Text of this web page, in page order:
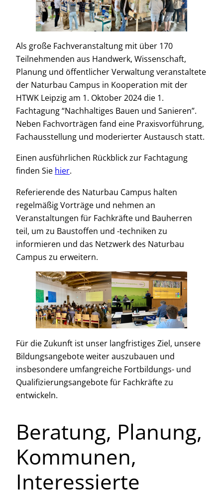
Als große Fachveranstaltung mit über 170
Teilnehmenden aus Handwerk, Wissenschaft,
Planung und öffentlicher Verwaltung veranstaltete
der Naturbau Campus in Kooperation mit der
HTWK Leipzig am 1. Oktober 2024 die 1.
Fachtagung “Nachhaltiges Bauen und Sanieren”.
Neben Fachvorträgen fand eine Praxisvorführung,
Fachausstellung und moderierter Austausch statt.
Einen ausführlichen Rückblick zur Fachtagung
finden Sie hier.
Referierende des Naturbau Campus halten
regelmäßig Vorträge und nehmen an
Veranstaltungen für Fachkräfte und Bauherren
teil, um zu Baustoffen und -techniken zu
informieren und das Netzwerk des Naturbau
Campus zu erweitern.
Für die Zukunft ist unser langfristiges Ziel, unsere
Bildungsangebote weiter auszubauen und
insbesondere umfangreiche Fortbildungs- und
Qualifizierungsangebote für Fachkräfte zu
entwickeln.
Beratung, Planung,
Kommunen,
Interessierte